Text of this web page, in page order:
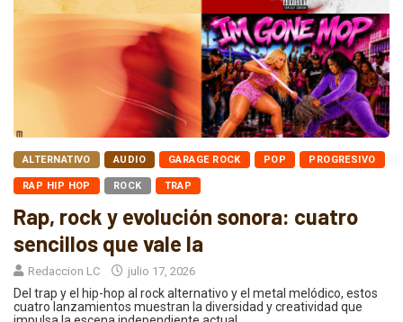
ALTERNATIVO AUDIO GARAGE ROCK POP PROGRESIVO
RAP HIP HOP ROCK TRAP
Rap, rock y evolución sonora: cuatro
sencillos que vale la
Redaccion LC julio 17, 2026
Del trap y el hip-hop al rock alternativo y el metal melódico, estos
cuatro lanzamientos muestran la diversidad y creatividad que